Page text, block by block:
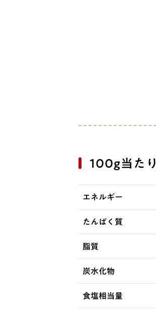
100g当たり
エネルギー
たんぱく質
脂質
炭水化物
食塩相当量